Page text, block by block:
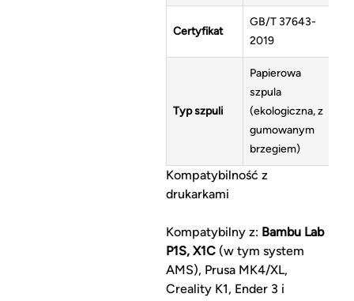
Certyfikat
GB/T 37643-
2019
Typ szpuli
Papierowa
szpula
(ekologiczna, z
gumowanym
brzegiem)
Kompatybilność z
drukarkami
Kompatybilny z: Bambu Lab
P1S, X1C(w tym system
AMS), Prusa MK4/XL,
Creality K1, Ender 3 i